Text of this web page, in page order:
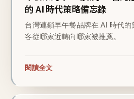
的 AI 時代策略備忘錄
台灣連鎖早午餐品牌在 AI 時代
客從哪家近轉向哪家被推薦。
閱讀全文